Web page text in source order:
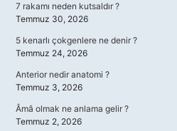
7 rakamı neden kutsaldır ?
Temmuz 30, 2026
5 kenarlı çokgenlere ne denir ?
Temmuz 24, 2026
Anterior nedir anatomi ?
Temmuz 3, 2026
Âmâ olmak ne anlama gelir ?
Temmuz 2, 2026